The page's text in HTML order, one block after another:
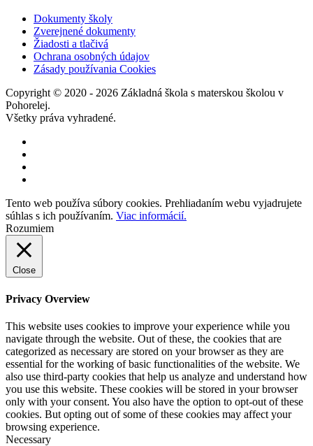
Dokumenty školy
Zverejnené dokumenty
Žiadosti a tlačivá
Ochrana osobných údajov
Zásady používania Cookies
Copyright © 2020 - 2026 Základná škola s materskou školou v
Pohorelej.
Všetky práva vyhradené.
Tento web používa súbory cookies. Prehliadaním webu vyjadrujete
súhlas s ich používaním. Viac informácií.
Rozumiem
Close
Privacy Overview
This website uses cookies to improve your experience while you
navigate through the website. Out of these, the cookies that are
categorized as necessary are stored on your browser as they are
essential for the working of basic functionalities of the website. We
also use third-party cookies that help us analyze and understand how
you use this website. These cookies will be stored in your browser
only with your consent. You also have the option to opt-out of these
cookies. But opting out of some of these cookies may affect your
browsing experience.
Necessary